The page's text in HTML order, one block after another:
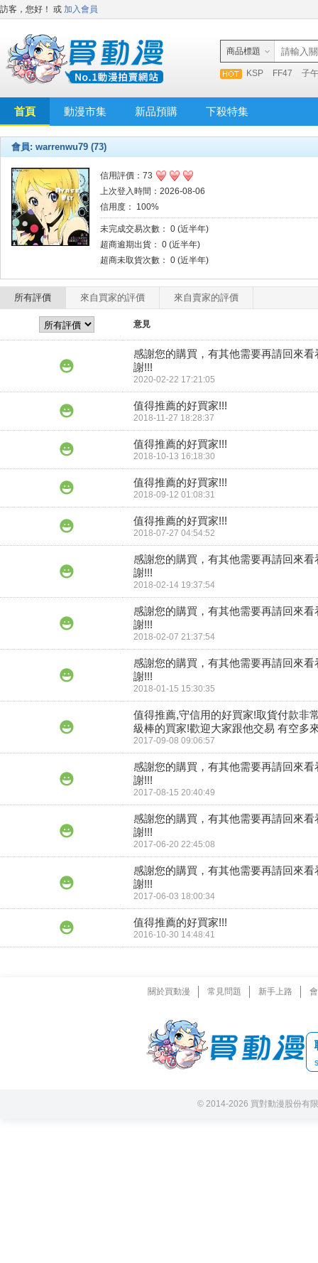
訪客，您好！ 或 加入會員
商品標題
KSP FF47 子
首頁 動漫市集 新品預購 下殺特集
會員: warrenwu79 (73)
信用評價：73
上次登入時間：2026-08-06
信用度： 100%
未完成交易次數： 0 (近半年)
超商逾期出貨： 0 (近半年)
超商未取貨次數： 0 (近半年)
所有評價 來自買家的評價 來自賣家的評價
意見
感謝您的購買，有其他需要再請回來看
謝!!!
2020-02-22 17:21:05
值得推薦的好買家!!!
2018-11-27 18:28:37
值得推薦的好買家!!!
2018-10-13 16:18:30
值得推薦的好買家!!!
2018-09-12 01:08:31
值得推薦的好買家!!!
2018-07-27 04:54:52
感謝您的購買，有其他需要再請回來看
謝!!!
2018-02-14 19:37:54
感謝您的購買，有其他需要再請回來看
謝!!!
2018-02-07 21:37:54
感謝您的購買，有其他需要再請回來看
謝!!!
2018-01-15 15:30:35
值得推薦,守信用的好買家!取貨付款非
級棒的買家!歡迎大家跟他交易 有空多
2017-09-08 09:06:57
感謝您的購買，有其他需要再請回來看
謝!!!
2017-08-15 20:40:49
感謝您的購買，有其他需要再請回來看
謝!!!
2017-06-20 22:45:08
感謝您的購買，有其他需要再請回來看
謝!!!
2017-06-03 18:00:34
值得推薦的好買家!!!
2016-10-30 14:48:41
關於買動漫 常見問題 新手上路
© 2014-2026 買對動漫股份有